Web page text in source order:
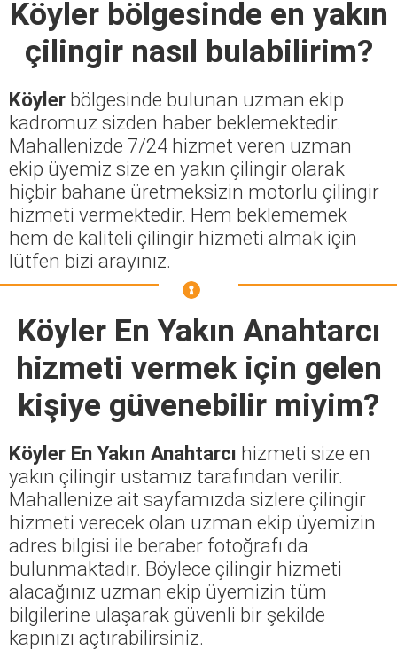
Köylerbölgesinde en yakın
çilingir nasıl bulabilirim?
Köyler bölgesinde bulunan uzman ekip
kadromuz sizden haber beklemektedir.
Mahallenizde 7/24 hizmet veren uzman
ekip üyemiz size en yakın çilingir olarak
hiçbir bahane üretmeksizin motorlu çilingir
hizmeti vermektedir. Hem beklememek
hem de kaliteli çilingir hizmeti almak için
lütfen bizi arayınız.
Köyler En Yakın Anahtarcı
hizmeti vermek için gelen
kişiye güvenebilir miyim?
Köyler En Yakın Anahtarcı hizmeti size en
yakın çilingir ustamız tarafından verilir.
Mahallenize ait sayfamızda sizlere çilingir
hizmeti verecek olan uzman ekip üyemizin
adres bilgisi ile beraber fotoğrafı da
bulunmaktadır. Böylece çilingir hizmeti
alacağınız uzman ekip üyemizin tüm
bilgilerine ulaşarak güvenli bir şekilde
kapınızı açtırabilirsiniz.